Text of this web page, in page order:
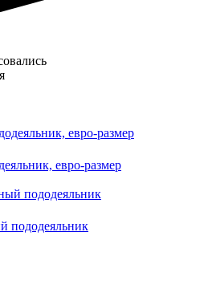
евро-размер
пододеяльник